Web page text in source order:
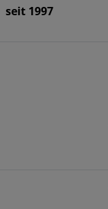
seit 1997